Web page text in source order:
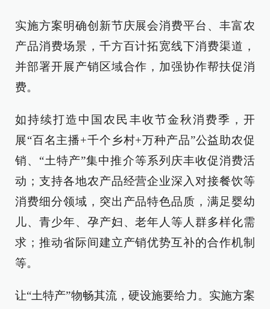
实施方案明确创新节庆展会消费平台、丰富农
产品消费场景，千方百计拓宽线下消费渠道，
并部署开展产销区域合作，加强协作帮扶促消
费。
如持续打造中国农民丰收节金秋消费季，开
展“百名主播+千个乡村+万种产品”公益助农促
销、“土特产”集中推介等系列庆丰收促消费活
动；支持各地农产品经营企业深入对接餐饮等
消费细分领域，突出产品特色品质，满足婴幼
儿、青少年、孕产妇、老年人等人群多样化需
求；推动省际间建立产销优势互补的合作机制
等。
让“土特产”物畅其流，硬设施要给力。实施方案